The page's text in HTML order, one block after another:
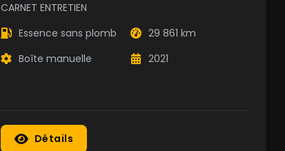
CARNET ENTRETIEN
Essence sans plomb
29 861 km
Boîte manuelle
2021
Détails